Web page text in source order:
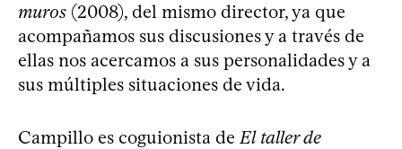
muros (2008), del mismo director, ya que
acompañamos sus discusiones y a través de
ellas nos acercamos a sus personalidades y a
sus múltiples situaciones de vida.
Campillo es coguionista deEl taller de